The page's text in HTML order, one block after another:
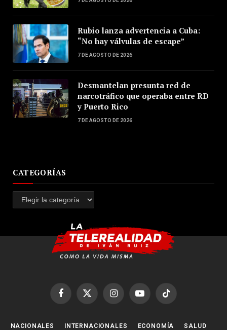
Rubio lanza advertencia a Cuba:
“No hay válvulas de escape”
7 DE AGOSTO DE 2026
Desmantelan presunta red de
narcotráfico que operaba entre RD
y Puerto Rico
7 DE AGOSTO DE 2026
CATEGORÍAS
Categorías
FacebookX
InstagramYouTubeTikTok
NACIONALES INTERNACIONALES ECONOMÍA SALUD